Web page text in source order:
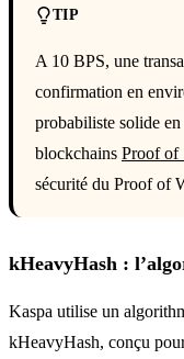
TIP
A 10 BPS, une
confirmation en
probabiliste solide en
blockchains Proof of
sécurité du Proof of
kHeavyHash :
Kaspa utilise un
kHeavyHash, conçu